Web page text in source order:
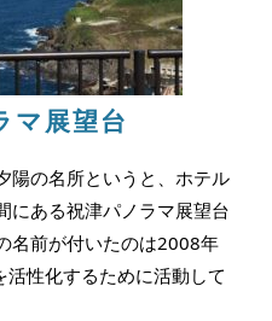
マ展望台
陽の名所というと、ホテル
にある祝津パノラマ展望台
名前が付いたのは2008年
活性化するために活動して